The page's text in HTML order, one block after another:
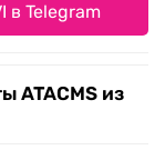
в Telegram
ATACMS из